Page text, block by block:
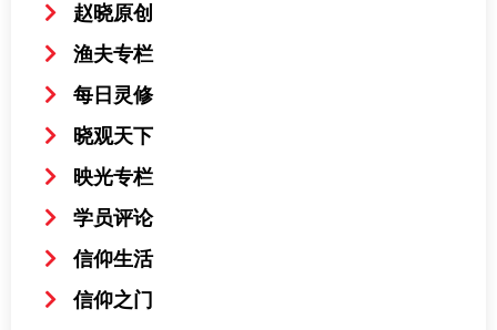
赵晓原创
渔夫专栏
每日灵修
晓观天下
映光专栏
学员评论
信仰生活
信仰之门